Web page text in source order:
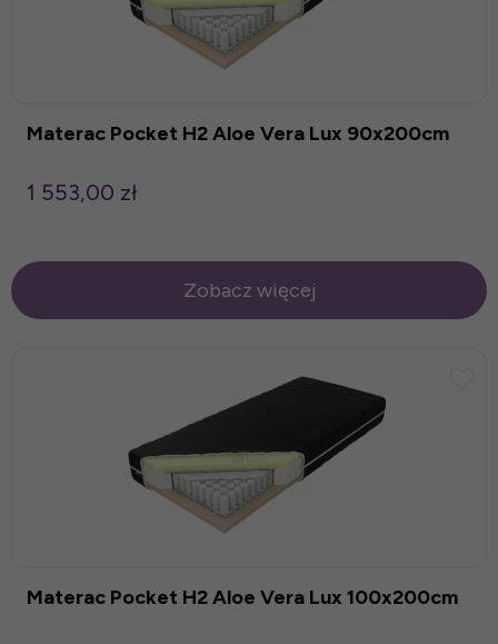
Materac Pocket H2 Aloe Vera Lux 90x200cm
1 553,00 zł
Zobacz więcej
Materac Pocket H2 Aloe Vera Lux 100x200cm